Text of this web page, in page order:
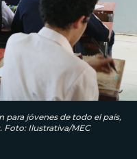
para jóvenes de todo el país,
Foto: Ilustrativa/MEC